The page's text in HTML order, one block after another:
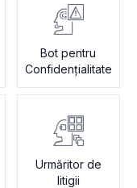
Bot pentru
Confidențialitate
Urmăritor de
litigii